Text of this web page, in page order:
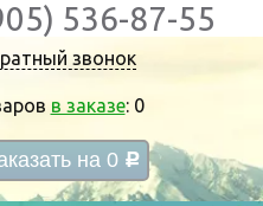
звонок
в заказе: 0
на 0 c
536-87-55